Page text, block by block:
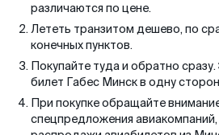
различаются по цене.
Лететь транзитом дешево, по
конечных пунктов.
Покупайте туда и обратно
билет Габес Минск в одну
При покупке обращайте
спецпредложения авиакомпаний,